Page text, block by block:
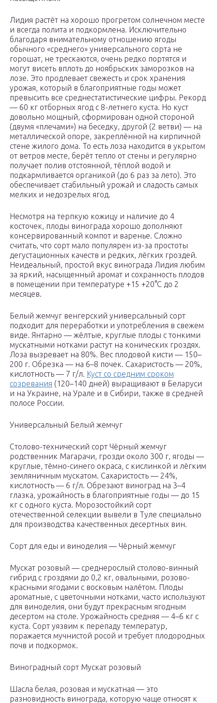
Лидия растёт на хорошо прогретом солнечном месте
и всегда полита и подкормлена. Исключительно
благодаря внимательному отношению ягоды
обычного «среднего» универсального сорта не
горошат, не трескаются, очень редко портятся и
могут висеть вплоть до ноябрьских заморозков на
лозе. Это продлевает свежесть и срок хранения
урожая, который в благоприятные годы может
превысить все среднестатистические цифры. Рекорд
— 60 кг отборных ягод с 8-летнего куста. Но куст
довольно мощный, сформирован одной стороной
(двумя «плечами») на беседку, другой (2 ветви) — на
металлической опоре, закреплённой на кирпичной
стене жилого дома. То есть лоза находится в укрытом
от ветров месте, берёт тепло от стены и регулярно
получает полив отстоянной, тёплой водой и
подкармливается органикой (до 6 раз за лето). Это
обеспечивает стабильный урожай и сладость самых
мелких и недозрелых ягод.
Несмотря на терпкую кожицу и наличие до 4
косточек, плоды винограда хорошо дополняют
консервированный компот и варенье. Сложно
считать, что сорт мало популярен из-за простоты
дегустационных качеств и редких, лёгких гроздей.
Неидеальный, простой вкус винограда Лидия любим
за яркий, насыщенный аромат и сохранность плодов
в помещении при температуре +15 +20°С до 2
месяцев.
Белый жемчуг венгерский универсальный сорт
подходит для переработки и употребления в свежем
виде. Янтарно — жёлтые, круглые плоды с тонкими
мускатными нотками растут на конических гроздях.
Лоза вызревает на 80%. Вес плодовой кисти — 150–
200 г. Обрезка — на 6–8 почек. Сахаристость — 20%,
кислотность — 7 г/л. Куст со средним сроком
созревания (120–140 дней) выращивают в Беларуси
и на Украине, на Урале и в Сибири, также в средней
полосе России.
Универсальный Белый жемчуг
Столово-технический сорт Чёрный жемчуг
родственник Магарачи, грозди около 300 г, ягоды —
круглые, тёмно-синего окраса, с кислинкой и лёгким
земляничным мускатом. Сахаристость — 24%,
кислотность — 6 г/л. Обрезают виноград на 3–4
глазка, урожайность в благоприятные годы — до 15
кг с одного куста. Морозостойкий сорт
отечественной селекции вывели в Туле специально
для производства качественных десертных вин.
Сорт для еды и виноделия — Чёрный жемчуг
Мускат розовый — среднерослый столово-винный
гибрид с гроздями до 0,2 кг, овальными, розово-
красными ягодами с восковым налётом. Плоды
ароматные, с цветочными нотками, часто используют
для виноделия, они будут прекрасным ягодным
десертом на столе. Урожайность средняя — 4–6 кг с
куста. Сорт уязвим к перепаду температур,
поражается мучнистой росой и требует плодородных
почв и подкормок.
Виноградный сорт Мускат розовый
Шасла белая, розовая и мускатная — это
разновидность винограда, которую чаще относят к